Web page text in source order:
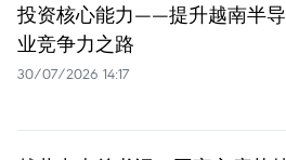
投资核心能力——提升越南半
业竞争力之路
30/07/2026 14:17